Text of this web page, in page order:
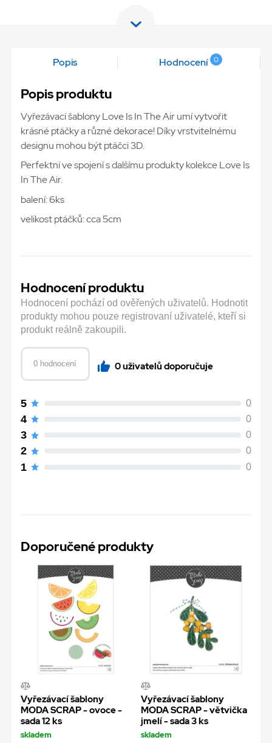
Popis Hodnocení 0
Popis produktu
Vyřezávací šablony Love Is In The Air umí vytvořit
krásné ptáčky a různé dekorace! Díky vrstvitelnému
designu mohou být ptáčci 3D.
Perfektní ve spojení s dalšímu produkty kolekce Love Is
In The Air.
balení: 6ks
velikost ptáčků: cca 5cm
Hodnocení produktu
Hodnocení pochází od ověřených uživatelů. Hodnotit
produkty mohou pouze registrovaní uživatelé, kteří si
produkt reálně zakoupili.
0 hodnocení 0 uživatelů doporučuje
5 0
4 0
3 0
2 0
1 0
Doporučené produkty
Vyřezávací šablony
MODA SCRAP - ovoce -
sada 12 ks
skladem
Vyřezávací šablony
MODA SCRAP - větvička
jmelí - sada 3 ks
skladem